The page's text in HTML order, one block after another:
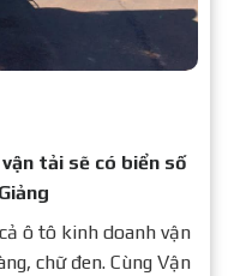
tải sẽ có biển số
ô tô kinh doanh vận
chữ đen. Cùng Vận